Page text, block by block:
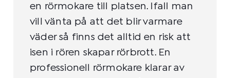
en rörmokare till platsen. Ifall man
vill vänta på att det blir varmare
väder så finns det alltid en risk att
isen i rören skapar rörbrott. En
professionell rörmokare klarar av